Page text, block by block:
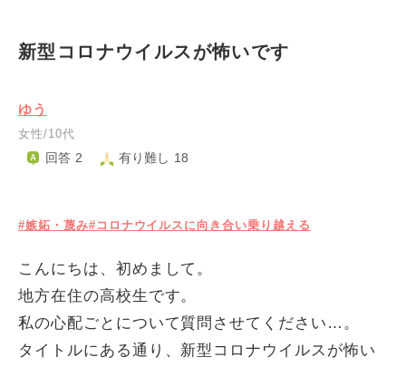
新型コロナウイルスが怖いです
ゆう
女性/10代
回答 2 有り難し 18
#嫉妬・蔑み#コロナウイルスに向き合い乗り越える
こんにちは、初めまして。
地方在住の高校生です。
私の心配ごとについて質問させてください…。
タイトルにある通り、新型コロナウイルスが怖い